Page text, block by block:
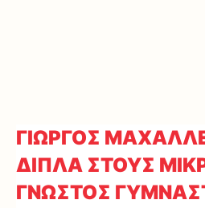
ΓΙΩΡΓΟΣ
ΔΙΠΛΑ ΣΤΟΥΣ
ΓΝΩΣΤΟΣ